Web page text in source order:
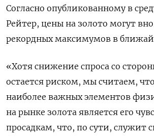
Согласно опубликованному в
Рейтер, цены на золото могут
рекордных максимумов в
«Хотя снижение спроса со
остается риском, мы считаем,
наиболее важных элементов
на рынке золота является его
просадкам, что, по сути, служит